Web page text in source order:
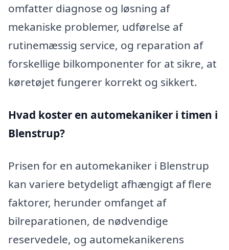
omfatter diagnose og løsning af
mekaniske problemer, udførelse af
rutinemæssig service, og reparation af
forskellige bilkomponenter for at sikre, at
køretøjet fungerer korrekt og sikkert.
Hvad koster en automekaniker i timen i
Blenstrup?
Prisen for en automekaniker i Blenstrup
kan variere betydeligt afhængigt af flere
faktorer, herunder omfanget af
bilreparationen, de nødvendige
reservedele, og automekanikerens